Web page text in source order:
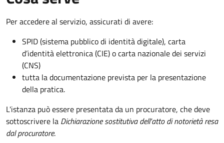
Per accedere al servizio, assicurati di avere:
SPID (sistema pubblico di identità digitale), carta
d’identità elettronica (CIE) o carta nazionale dei servizi
(CNS)
tutta la documentazione prevista per la presentazione
della pratica.
L'istanza può essere presentata da un procuratore, che deve
sottoscrivere la Dichiarazione sostitutiva dell'atto di notorietà resa
dal procuratore.